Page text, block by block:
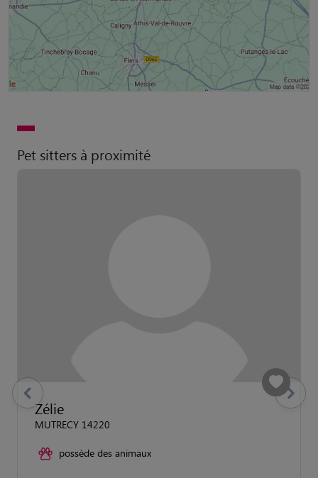
Pet sitters à proximité
Zélie
MUTRECY 14220
possède des animaux
previous Suivant